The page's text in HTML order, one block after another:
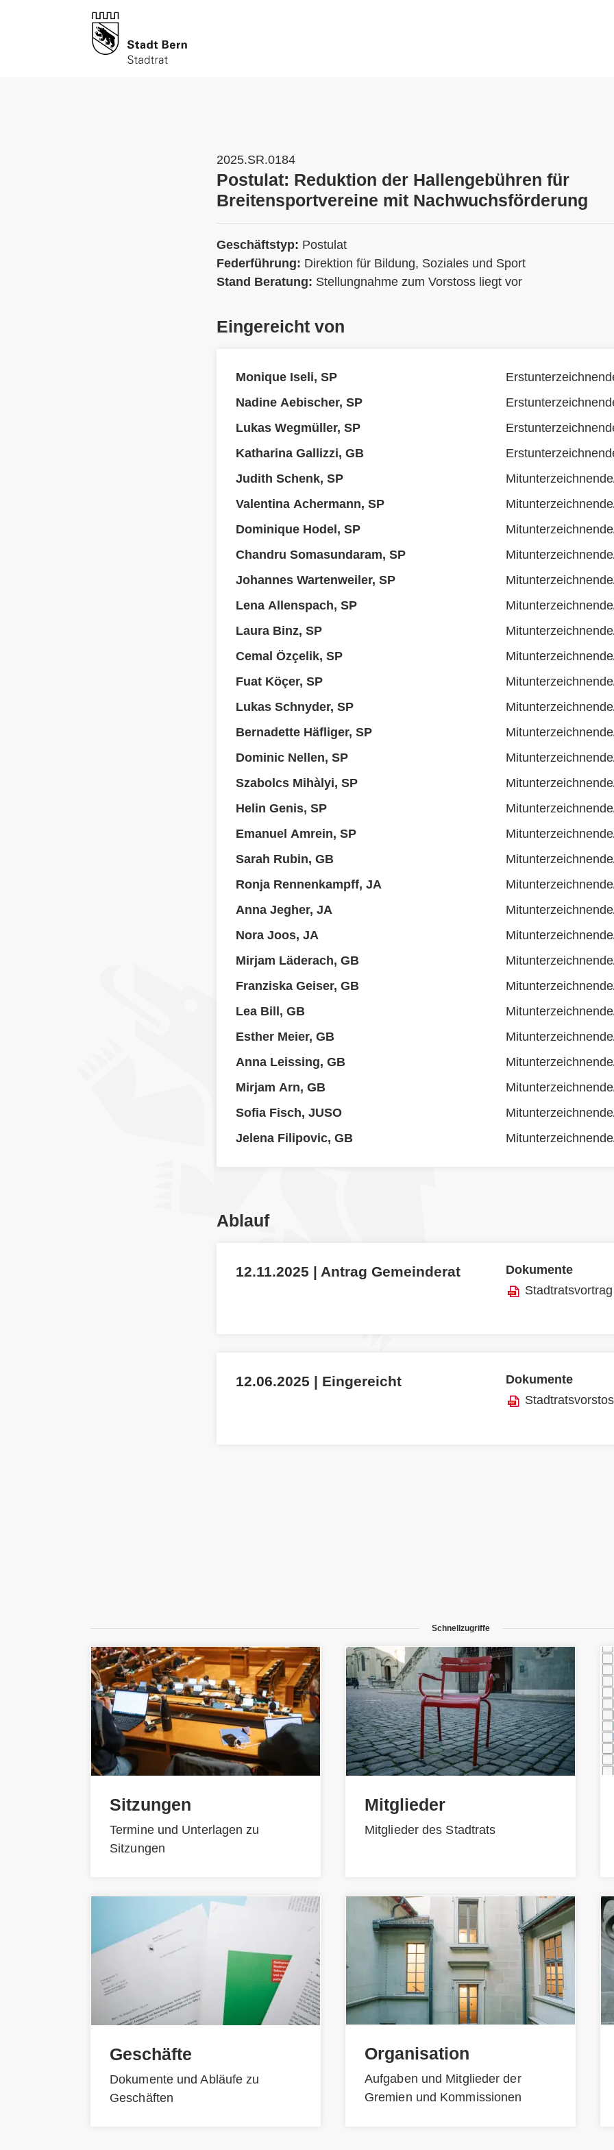
2025.SR.0184
Postulat: Reduktion der Hallengebühren für
Breitensportvereine mit Nachwuchsförderung
Geschäftstyp: Postulat
Federführung: Direktion für Bildung, Soziales und Sport
Stand Beratung: Stellungnahme zum Vorstoss liegt vor
Eingereicht von
Monique Iseli, SP
Nadine Aebischer, SP
Lukas Wegmüller, SP
Katharina Gallizzi, GB
Judith Schenk, SP
Valentina Achermann, SP
Dominique Hodel, SP
Chandru Somasundaram, SP
Johannes Wartenweiler, SP
Lena Allenspach, SP
Laura Binz, SP
Cemal Özçelik, SP
Fuat Köçer, SP
Lukas Schnyder, SP
Bernadette Häfliger, SP
Dominic Nellen, SP
Szabolcs Mihàlyi, SP
Helin Genis, SP
Emanuel Amrein, SP
Sarah Rubin, GB
Ronja Rennenkampff, JA
Anna Jegher, JA
Nora Joos, JA
Mirjam Läderach, GB
Franziska Geiser, GB
Lea Bill, GB
Esther Meier, GB
Anna Leissing, GB
Mirjam Arn, GB
Sofia Fisch, JUSO
Jelena Filipovic, GB
Ablauf
12.11.2025 | Antrag Gemeinderat
Dokumente
Stadtratsvortrag
12.06.2025 | Eingereicht
Dokumente
Schnellzugriffe
Sitzungen
Termine und Unterlagen zu
Sitzungen
Geschäfte
Dokumente und Abläufe zu
Geschäften
Mitglieder
Mitglieder des Stadtrats
Organisation
Aufgaben und Mitglieder der
Gremien und Kommissionen